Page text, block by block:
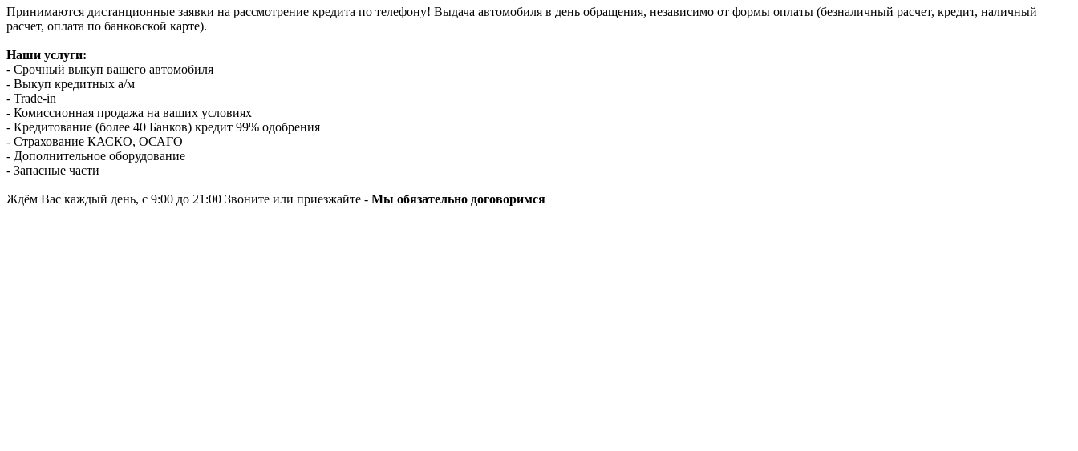
Принимаются дистанционные заявки на рассмотрение кредита по телефону! Выдача автомобиля в день обращения, независимо от формы оплаты (безналичный расчет, кредит, наличный
расчет, оплата по банковской карте).
Наши услуги:
- Срочный выкуп вашего автомобиля
- Выкуп кредитных а/м
- Trade-in
- Комиссионная продажа на ваших условиях
- Кредитование (более 40 Банков) кредит 99% одобрения
- Страхование КАСКО, ОСАГО
- Дополнительное оборудование
- Запасные части
Ждём Вас каждый день, с 9:00 до 21:00 Звоните или приезжайте - Мы обязательно договоримся